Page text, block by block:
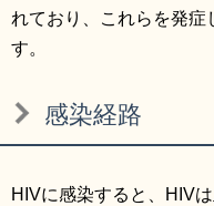
れており、これらを発症
す。
感染経路
HIVに感染すると、HIV